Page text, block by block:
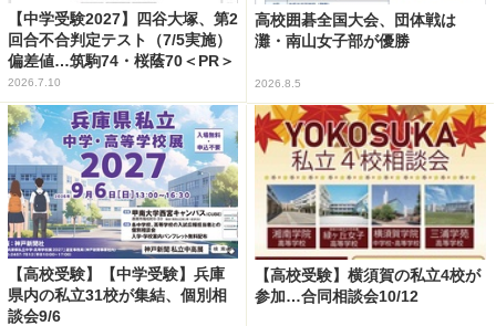
【中学受験2027】四谷大塚、第2
回合不合判定テスト（7/5実施）
偏差値…筑駒74・桜蔭70＜PR＞
2026.7.10
高校囲碁全国大会、団体戦は
灘・南山女子部が優勝
2026.8.5
【高校受験】【中学受験】兵庫
県内の私立31校が集結、個別相
談会9/6
【高校受験】横須賀の私立4校が
参加…合同相談会10/12